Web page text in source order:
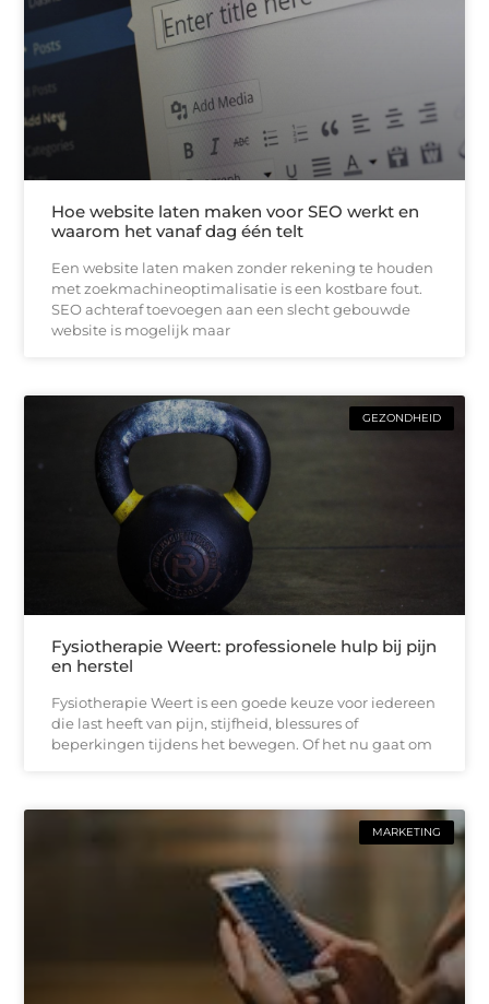
Hoe website laten maken voor SEO werkt en
waarom het vanaf dag één telt
Een website laten maken zonder rekening te houden
met zoekmachineoptimalisatie is een kostbare fout.
SEO achteraf toevoegen aan een slecht gebouwde
website is mogelijk maar
GEZONDHEID
Fysiotherapie Weert: professionele hulp bij pijn
en herstel
Fysiotherapie Weert is een goede keuze voor iedereen
die last heeft van pijn, stijfheid, blessures of
beperkingen tijdens het bewegen. Of het nu gaat om
MARKETING